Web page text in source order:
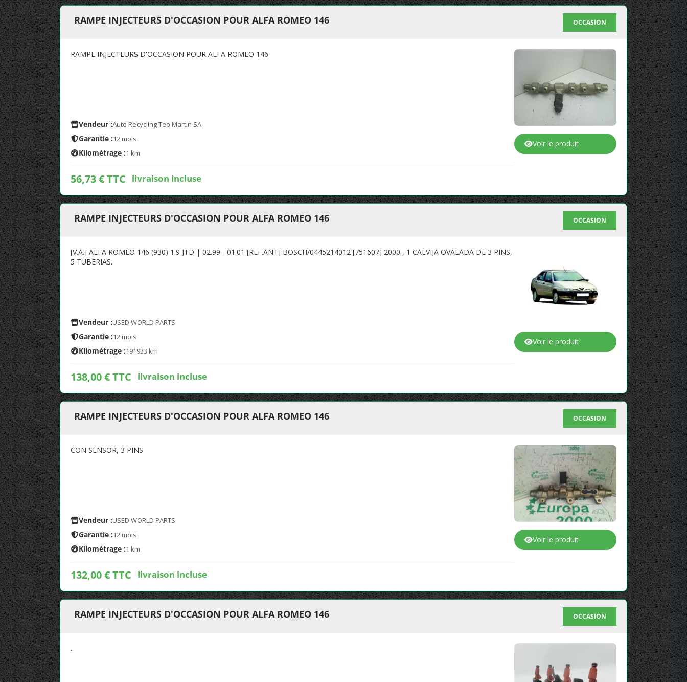
RAMPE INJECTEURS D'OCCASION POUR ALFA ROMEO 146 OCCASION
RAMPE INJECTEURS D'OCCASION POUR ALFA ROMEO 146
Vendeur :Auto Recycling Teo Martin SA
Garantie :12 mois
Kilométrage :1 km
56,73 € TTC livraison incluse
Voir le produit
RAMPE INJECTEURS D'OCCASION POUR ALFA ROMEO 146 OCCASION
[V.A.] ALFA ROMEO 146 (930) 1.9 JTD | 02.99 - 01.01 [REF.ANT] BOSCH/0445214012 [751607] 2000 , 1 CALVIJA OVALADA DE 3 PINS,
5 TUBERIAS.
Vendeur :USED WORLD PARTS
Garantie :12 mois
Kilométrage :191933 km
138,00 € TTC livraison incluse
Voir le produit
RAMPE INJECTEURS D'OCCASION POUR ALFA ROMEO 146 OCCASION
CON SENSOR, 3 PINS
Vendeur :USED WORLD PARTS
Garantie :12 mois
Kilométrage :1 km
132,00 € TTC livraison incluse
Voir le produit
RAMPE INJECTEURS D'OCCASION POUR ALFA ROMEO 146 OCCASION
.